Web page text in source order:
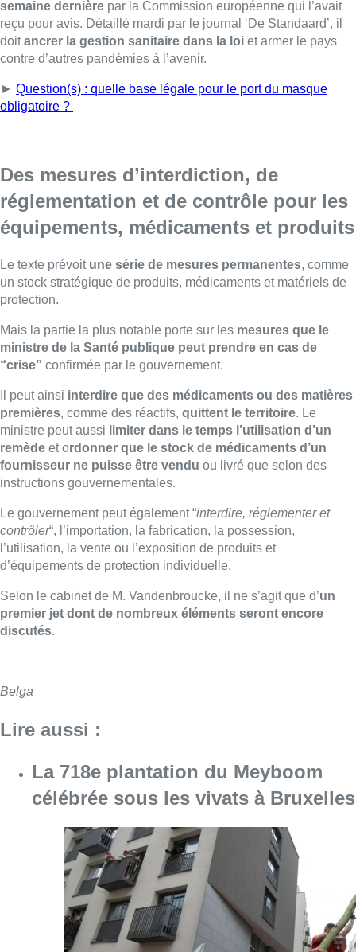
semaine dernière par la Commission européenne qui l’avait
reçu pour avis. Détaillé mardi par le journal ‘De Standaard’, il
doitancrer la gestion sanitaire dans la loi et armer le pays
contre d’autres pandémies à l’avenir.
► Question(s) : quelle base légale pour le port du masque
obligatoire ?
Des mesures d’interdiction, de
réglementation et de contrôle pour les
équipements, médicaments et produits
Le texte prévoit une série de mesures permanentes, comme
un stock stratégique de produits, médicaments et matériels de
protection.
Mais la partie la plus notable porte sur les mesures que le
ministre de la Santé publique peut prendre en cas de
“crise” confirmée par le gouvernement.
Il peut ainsi interdire que des médicaments ou des matières
premières, comme des réactifs, quittent le territoire. Le
ministre peut aussi limiter dans le temps l’utilisation d’un
remède et ordonner que le stock de médicaments d’un
fournisseur ne puisse être vendu ou livré que selon des
instructions gouvernementales.
Le gouvernement peut également “interdire, réglementer et
contrôler“, l’importation, la fabrication, la possession,
l’utilisation, la vente ou l’exposition de produits et
d’équipements de protection individuelle.
Selon le cabinet de M. Vandenbroucke, il ne s’agit que d’un
premier jet dont de nombreux éléments seront encore
discutés.
Belga
Lire aussi :
La 718e plantation du Meyboom
célébrée sous les vivats à Bruxelles